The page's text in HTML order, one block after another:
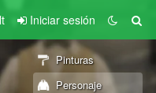
Iniciar sesión
Pinturas
Personaje